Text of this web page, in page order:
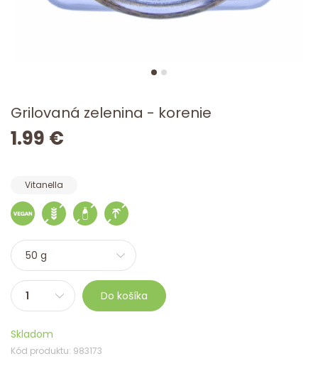
Grilovaná zelenina - korenie
1.99 €
Vitanella
Do košíka
Skladom
Kód produktu: 983173